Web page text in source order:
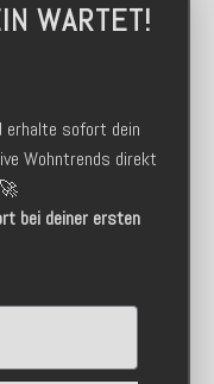
WARTET!
erhalte sofort dein
Wohntrends direkt
bei deiner ersten